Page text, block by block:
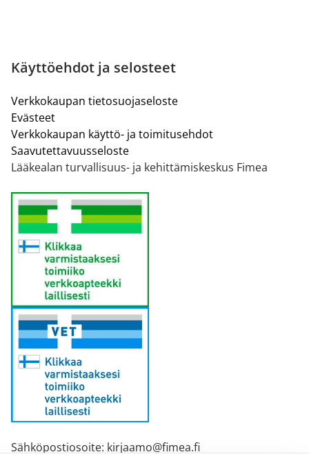
Käyttöehdot ja selosteet
Verkkokaupan tietosuojaseloste
Evästeet
Verkkokaupan käyttö- ja toimitusehdot
Saavutettavuusseloste
Lääkealan turvallisuus- ja kehittämiskeskus Fimea
Sähköpostiosoite: kirjaamo@fimea.fi